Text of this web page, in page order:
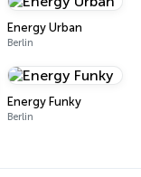
Energy Urban
Berlin
Energy Funky
Berlin